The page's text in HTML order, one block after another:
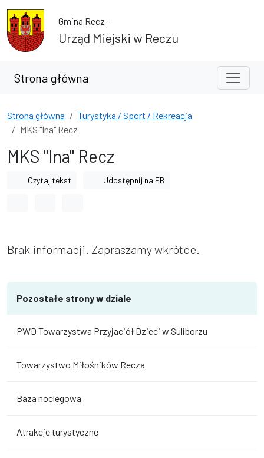
Przejdź do treści
Przejdź do wyszukiwarki
Gmina Recz -
Urząd Miejski w Reczu
Strona główna
Strona główna
Turystyka / Sport / Rekreacja
MKS "Ina" Recz
MKS "Ina" Recz
Czytaj tekst Udostępnij na FB
Brak informacji. Zapraszamy wkrótce.
Pozostałe strony w dziale
PWD Towarzystwa Przyjaciół Dzieci w Suliborzu
Towarzystwo Miłośników Recza
Baza noclegowa
Atrakcje turystyczne